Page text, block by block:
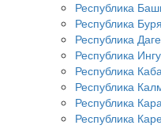
Республика
Республика
Республика
Республика
Республика
Республика
Республика
Республика